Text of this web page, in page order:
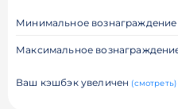
Минимальное вознаграждение
Максимальное
Ваш кэшбэк увеличен (смотреть)